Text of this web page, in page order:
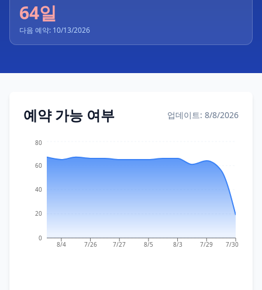
64일
다음 예약: 10/13/2026
예약 가능 여부 업데이트: 8/8/2026
8/4 7/26 7/27 8/5 8/3 7/29 7/30
0
20
40
60
80